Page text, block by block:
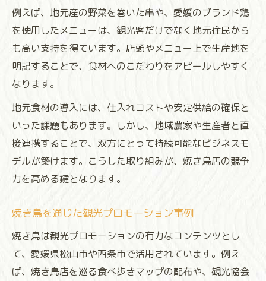
例えば、地元産の野菜を巻いた串や、愛媛のブランド鶏
を使用したメニューは、観光客だけでなく地元住民から
も高い支持を得ています。店頭やメニュー上で生産地を
明記することで、食材へのこだわりをアピールしやすく
なります。
地元食材の導入には、仕入れコストや安定供給の確保と
いった課題もあります。しかし、地域農家や生産者と直
接連携することで、双方にとって持続可能なビジネスモ
デルが築けます。こうした取り組みが、焼き鳥店の競争
力を高める鍵となります。
焼き鳥を通じた観光プロモーション事例
焼き鳥は観光プロモーションの有力なコンテンツとし
て、愛媛県松山市や西条市で活用されています。例え
ば、焼き鳥店を巡る食べ歩きマップの配布や、観光協会